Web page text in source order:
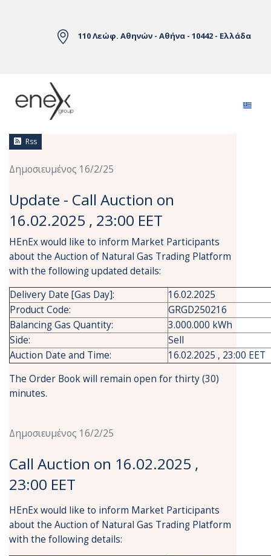
110 Λεώφ. Αθηνών - Αθήνα - 10442 - Ελλάδα
Ειδήσεις
Rss
Δημοσιευμένος 16/2/25
Update - Call Auction on
16.02.2025 , 23:00 EET
HEnEx would like to inform Market Participants
about the Auction of Natural Gas Trading Platform
with the following updated details:
Delivery Date [Gas Day]:
16.02.2025
Product Code:
GRGD250216
Balancing Gas Quantity:
3.000.000 kWh
Side:
Sell
Auction Date and Time:
16.02.2025 , 23:00 EET
The Order Book will remain open for thirty (30)
minutes.
Δημοσιευμένος 16/2/25
Call Auction on 16.02.2025 ,
23:00 EET
HEnEx would like to inform Market Participants
about the Auction of Natural Gas Trading Platform
with the following details: